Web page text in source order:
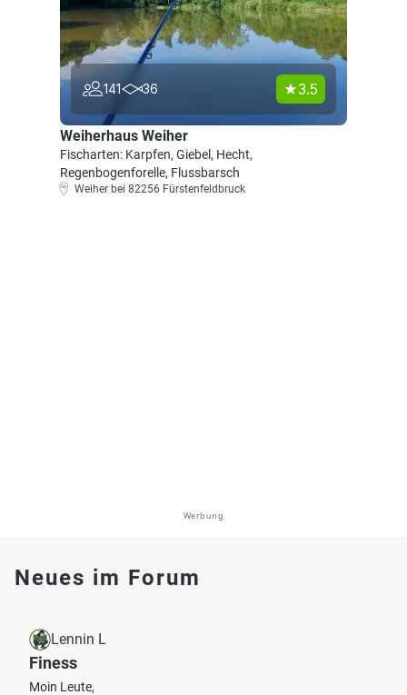
141 36 3.5
Weiherhaus Weiher
Fischarten: Karpfen, Giebel, Hecht,
Regenbogenforelle, Flussbarsch
Weiher bei 82256 Fürstenfeldbruck
Werbung
Neues im Forum
Lennin L
Finess
Moin Leute,